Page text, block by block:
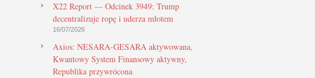
X22 Report — Odcinek 3949: Trump
decentralizuje ropę i uderza młotem
16/07/2026
Axios: NESARA-GESARA aktywowana,
Kwantowy System Finansowy aktywny,
Republika przywrócona